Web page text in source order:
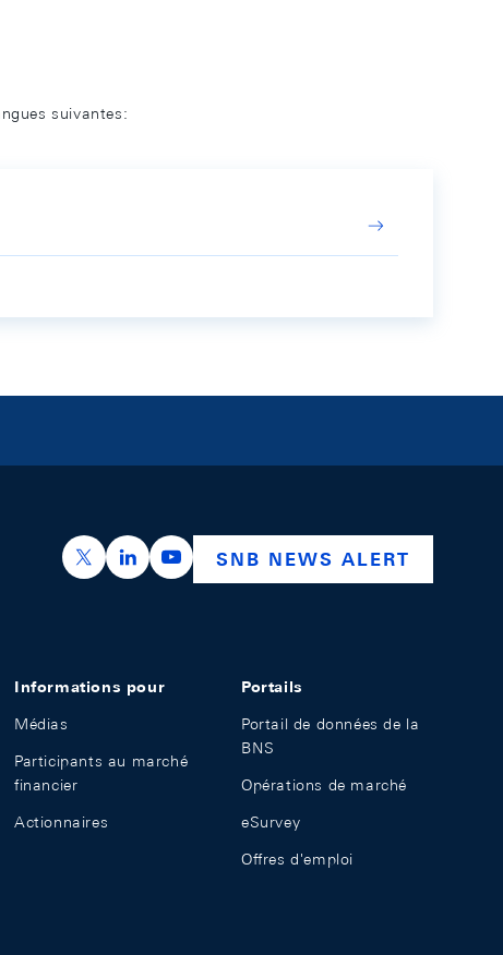
suivantes:
https://x.com/snb_bns
https://ch.linkedin.com/company/swiss-
https://www.youtube.com/
SNB NEWS ALERT
Informations pour
Médias
Participants au marché
financier
Actionnaires
Portails
Portail de données de la
BNS
Opérations de marché
eSurvey
Offres d'emploi